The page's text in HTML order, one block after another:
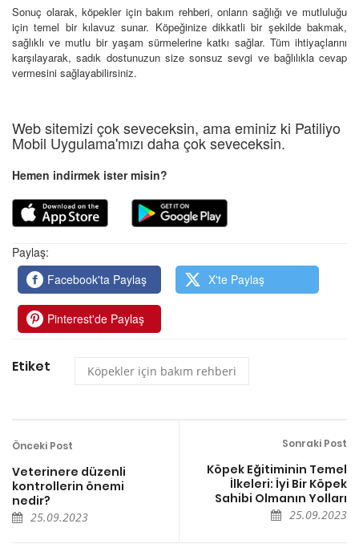
Sonuç olarak, köpekler için bakım rehberi, onların sağlığı ve mutluluğu
için temel bir kılavuz sunar. Köpeğinize dikkatli bir şekilde bakmak,
sağlıklı ve mutlu bir yaşam sürmelerine katkı sağlar. Tüm ihtiyaçlarını
karşılayarak, sadık dostunuzun size sonsuz sevgi ve bağlılıkla cevap
vermesini sağlayabilirsiniz.
Web sitemizi çok seveceksin, ama eminiz ki Patiliyo
Mobil Uygulama'mızı daha çok seveceksin.
Hemen indirmek ister misin?
Paylaş:
Facebook'ta Paylaş
X'te Paylaş
Pinterest'de Paylaş
Etiket Köpekler için bakım rehberi
Önceki Post
Veterinere düzenli
kontrollerin önemi
nedir?
25.09.2023
Sonraki Post
Köpek Eğitiminin Temel
İlkeleri: İyi Bir Köpek
Sahibi Olmanın Yolları
25.09.2023